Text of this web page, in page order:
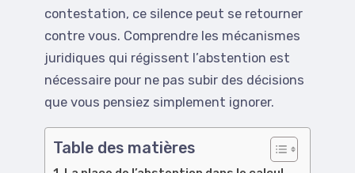
contestation, ce silence peut se retourner
contre vous. Comprendre les mécanismes
juridiques qui régissent l’abstention est
nécessaire pour ne pas subir des décisions
que vous pensiez simplement ignorer.
Table des matières